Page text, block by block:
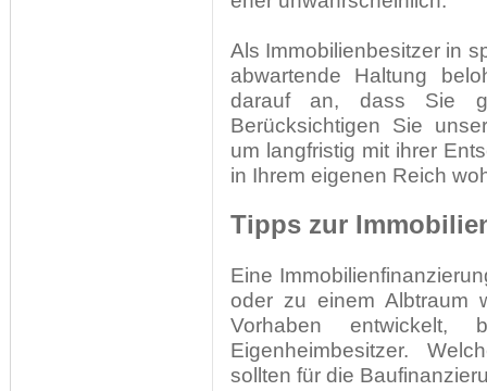
Als Immobilienbesitzer in
abwartende Haltung
darauf an, dass Sie
Berücksichtigen Sie
um langfristig mit ihrer
in Ihrem eigenen Reich
Tipps zur
Eine
oder zu einem Albtraum
Vorhaben entwickelt,
Eigenheimbesitzer.
sollten für die